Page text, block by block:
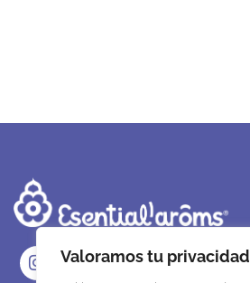
Valoramos tu privacidad